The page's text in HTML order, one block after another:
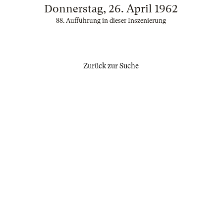
Donnerstag, 26. April 1962
88. Aufführung in dieser Inszenierung
Zurück zur Suche